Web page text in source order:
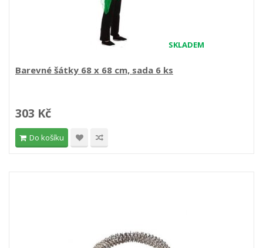
SKLADEM
Barevné šátky 68 x 68 cm, sada 6 ks
303 Kč
Do košíku